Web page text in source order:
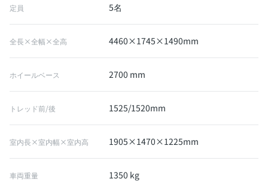
定員 5名
全長×全幅×全高 4460×1745×1490mm
ホイールベース 2700 mm
トレッド前/後 1525/1520mm
室内長×室内幅×室内高 1905×1470×1225mm
車両重量 1350 kg